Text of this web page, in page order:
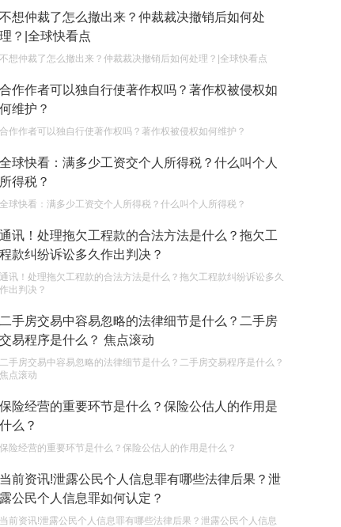
的企业委托外贸公司进出口贸易时，相关当事人的
权利和责任是什么？
2023-05-04
单纯的遗产赠要缴税吗？
2023-05-05
遗产继承必须要公证吗？
2023-05-05
不想仲裁了怎么撤出来？仲裁裁决撤销后如何处
理？|全球快看点
不想仲裁了怎么撤出来？仲裁裁决撤销后如何处理？|全球快看点
合作作者可以独自行使著作权吗？著作权被侵权如
何维护？
合作作者可以独自行使著作权吗？著作权被侵权如何维护？
全球快看：满多少工资交个人所得税？什么叫个人
所得税？
全球快看：满多少工资交个人所得税？什么叫个人所得税？
通讯！处理拖欠工程款的合法方法是什么？拖欠工
程款纠纷诉讼多久作出判决？
通讯！处理拖欠工程款的合法方法是什么？拖欠工程款纠纷诉讼多久
作出判决？
二手房交易中容易忽略的法律细节是什么？二手房
交易程序是什么？ 焦点滚动
二手房交易中容易忽略的法律细节是什么？二手房交易程序是什么？
焦点滚动
保险经营的重要环节是什么？保险公估人的作用是
什么？
保险经营的重要环节是什么？保险公估人的作用是什么？
当前资讯!泄露公民个人信息罪有哪些法律后果？泄
露公民个人信息罪如何认定？
当前资讯!泄露公民个人信息罪有哪些法律后果？泄露公民个人信息